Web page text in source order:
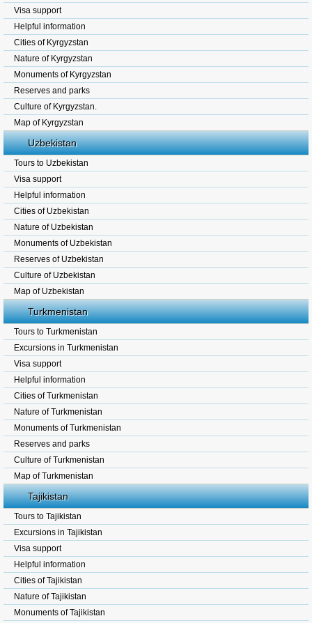
Visa support
Helpful information
Cities of Kyrgyzstan
Nature of Kyrgyzstan
Monuments of Kyrgyzstan
Reserves and parks
Culture of Kyrgyzstan.
Map of Kyrgyzstan
Uzbekistan
Tours to Uzbekistan
Visa support
Helpful information
Cities of Uzbekistan
Nature of Uzbekistan
Monuments of Uzbekistan
Reserves of Uzbekistan
Culture of Uzbekistan
Map of Uzbekistan
Turkmenistan
Tours to Turkmenistan
Excursions in Turkmenistan
Visa support
Helpful information
Cities of Turkmenistan
Nature of Turkmenistan
Monuments of Turkmenistan
Reserves and parks
Culture of Turkmenistan
Map of Turkmenistan
Tajikistan
Tours to Tajikistan
Excursions in Tajikistan
Visa support
Helpful information
Cities of Tajikistan
Nature of Tajikistan
Monuments of Tajikistan